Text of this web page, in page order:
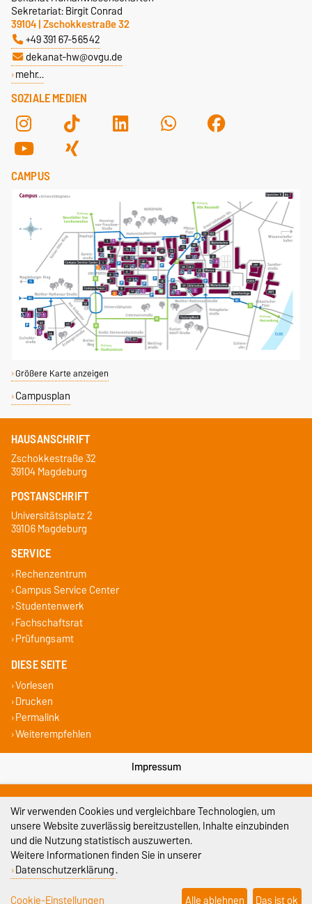
SOZIALE MEDIEN
Sekretariat: Birgit Conrad
39104 | Zschokkestraße 32
+49 391 67-56542
dekanat-hw@ovgu.de
mehr…
CAMPUS
Größere Karte anzeigen
Campusplan
HAUSANSCHRIFT
Zschokkestraße 32
39104 Magdeburg
POSTANSCHRIFT
Universitätsplatz 2
39106 Magdeburg
SERVICE
Rechenzentrum
Campus Service Center
Studentenwerk
Fachschaftsrat
Prüfungsamt
DIESE SEITE
Vorlesen
Drucken
Permalink
Weiterempfehlen
Impressum
Datenschutz
Barrierefreiheit
Cookie-Einstellungen
Wir verwenden Cookies und vergleichbare Technologien, um
unsere Website zuverlässig bereitzustellen, Inhalte einzubinden
und die Nutzung statistisch auszuwerten.
Weitere Informationen finden Sie in unserer
Datenschutzerklärung.
Cookie-Einstellungen
Alle ablehnen Das ist ok